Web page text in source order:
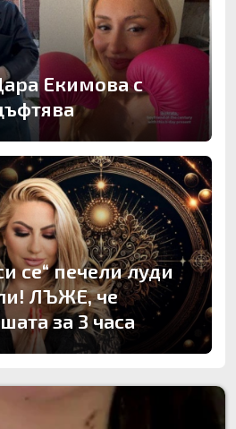
Екимова с
се“ печели луди
ЛЪЖЕ, че
за 3 часа